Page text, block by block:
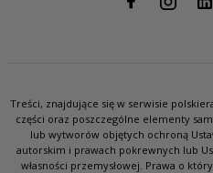
Treści, znajdujące się w serwisie
części oraz poszczególne elementy
lub wytworów objętych ochroną
autorskim i prawach pokrewnych lub
własności przemysłowej. Prawa o